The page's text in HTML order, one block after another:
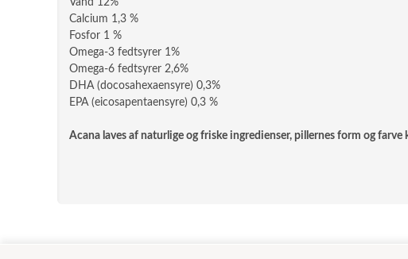
Vand 12%
Calcium 1,3 %
Fosfor 1 %
Omega-3 fedtsyrer 1%
Omega-6 fedtsyrer 2,6%
DHA (docosahexaensyre) 0,3%
EPA (eicosapentaensyre) 0,3 %
Acana laves af naturlige og friske ingredienser, pillernes form og farve